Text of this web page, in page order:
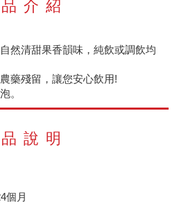
介紹
然清甜果香韻味，純飲或調飲均
藥殘留，讓您安心飲用!
。
說明
個月